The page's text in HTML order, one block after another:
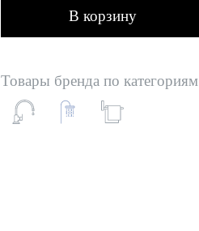
В корзину
Товары бренда по категориям